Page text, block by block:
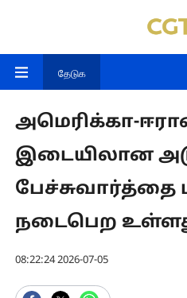
தேடுக
அமெரிக்கா-
இடையிலான
பேச்சுவார்த்தை
நடைபெற
08:22:24 2026-07-05